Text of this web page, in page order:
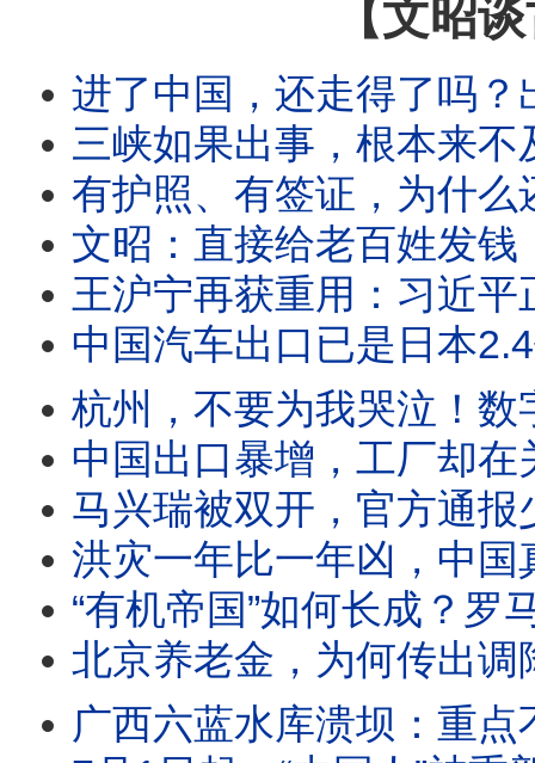
【文昭
进了中国，还走得了吗？出境新规里最危险
三峡如果出事，根本来不及救？1.32亿人
有护照、有签证，为什么还是不让走？中
文昭：直接给老百姓发
王沪宁再获重用：习近平正在为“
中国汽车出口已是日本2.4倍，日系车被打败
杭州，不要为我哭泣！数字经济第一城的十
中国出口暴增，工厂却在关门：官方数字
马兴瑞被双开，官方通报少了三个名
洪灾一年比一年凶，中国真正变
“有机帝国”如何长成？罗马
北京养老金，为何传出调降消息？马斯
广西六蓝水库溃坝：重点不是洪水有多